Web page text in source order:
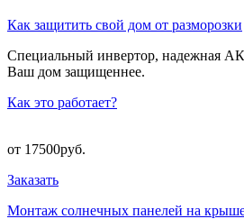
Как защитить свой дом от разморозки
Специальный инвертор, надежная
Ваш дом защищеннее.
Как это работает?
от 17500руб.
Заказать
Монтаж солнечных панелей на